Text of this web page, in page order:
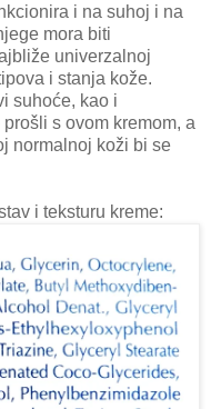
i na suhoj i na
mora biti
univerzalnoj
i stanja kože.
suhoće, kao i
s ovom kremom, a
normalnoj koži bi se
i teksturu kreme: